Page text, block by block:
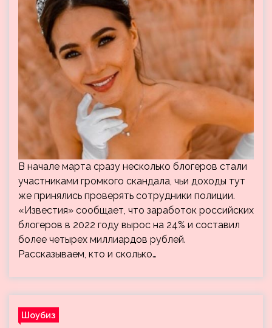
В начале марта сразу несколько блогеров стали
участниками громкого скандала, чьи доходы тут
же принялись проверять сотрудники полиции.
«Известия» сообщает, что заработок российских
блогеров в 2022 году вырос на 24% и составил
более четырех миллиардов рублей.
Рассказываем, кто и сколько…
Шоубиз